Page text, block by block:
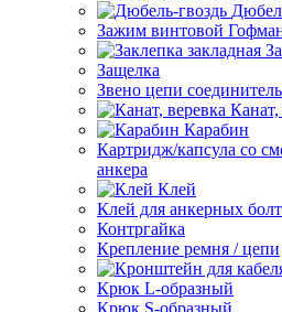
Зажим винтовой
Защелка
Звено цепи
Канат,
Карабин
Картридж/капсула со
анкера
Клей
Клей для анкерных
Контргайка
Крепление ремня / цепи
Крюк L-образный
Крюк S-образный